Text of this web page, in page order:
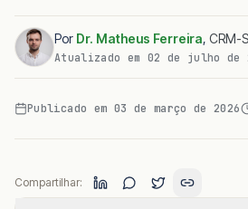
Por Dr. Matheus Ferreira, CRM-
Atualizado em 02 de julho de
Publicado em 03 de março de 2026
Compartilhar: